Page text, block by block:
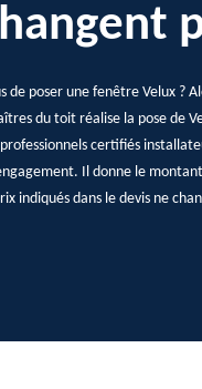
de poser une fenêtre Velux ?
du toit réalise la pose de
certifiés
Il donne le
indiqués dans le devis ne